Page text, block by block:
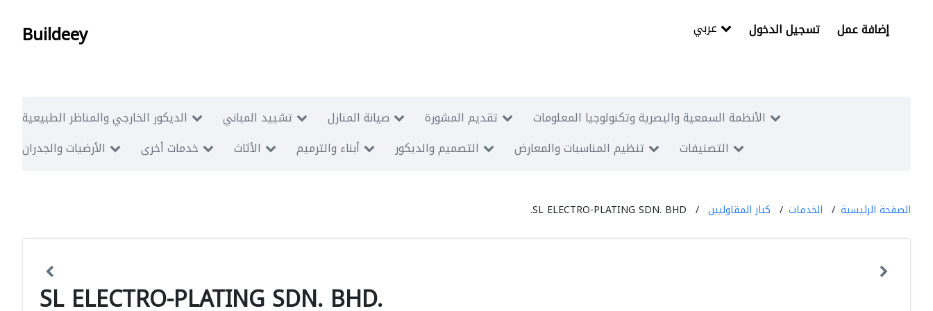
Buildeey تسجيل الدخول إضافة عمل
الديكور الخارجي والمناظر الطبيعية تشييد المباني صيانة المنازل تقديم المشورة
الأنظمة السمعية والبصرية وتكنولوجيا المعلومات
الأرضيات والجدران
خدمات أخرى الأثاث أبناء والترميم التصميم والديكور تنظيم المناسبات والمعارض التصنيفات
الصفحة الرئيسية الخدمات كبار المقاوليين SL ELECTRO-PLATING SDN. BHD.
SL ELECTRO-PLATING SDN. BHD.